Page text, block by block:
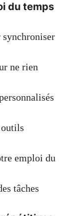
du temps
synchroniser
ne rien
outils
emploi du
tâches